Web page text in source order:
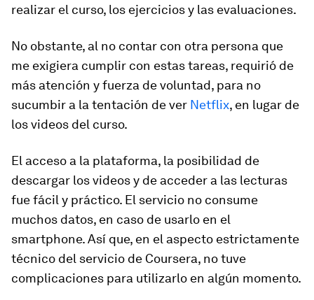
realizar el curso, los ejercicios y las evaluaciones.
No obstante, al no contar con otra persona que
me exigiera cumplir con estas tareas, requirió de
más atención y fuerza de voluntad, para no
sucumbir a la tentación de ver Netflix, en lugar de
los videos del curso.
El acceso a la plataforma, la posibilidad de
descargar los videos y de acceder a las lecturas
fue fácil y práctico. El servicio no consume
muchos datos, en caso de usarlo en el
smartphone. Así que, en el aspecto estrictamente
técnico del servicio de Coursera, no tuve
complicaciones para utilizarlo en algún momento.